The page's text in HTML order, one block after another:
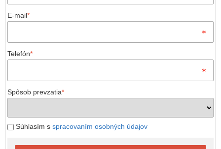
E-mail*
Telefón*
Spôsob prevzatia*
Súhlasím s spracovaním osobných údajov